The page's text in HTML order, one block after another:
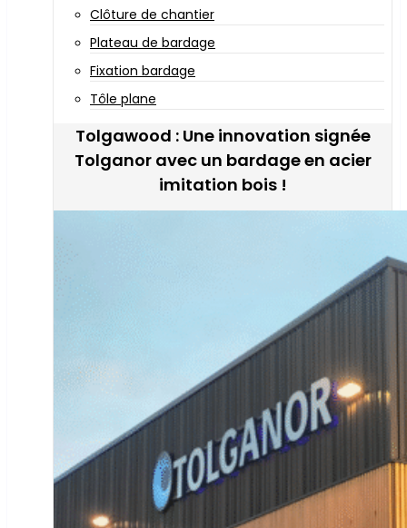
Clôture de chantier
Plateau de bardage
Fixation bardage
Tôle plane
Tolgawood : Une innovation signée
Tolganor avec un bardage en acier
imitation bois !